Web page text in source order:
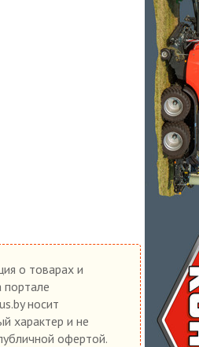
о товарах и
портале
носит
характер и не
офертой.